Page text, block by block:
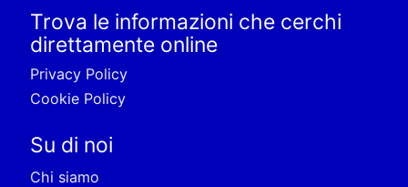
Trova le informazioni che cerchi
direttamente online
Privacy Policy
Cookie Policy
Su di noi
Chi siamo